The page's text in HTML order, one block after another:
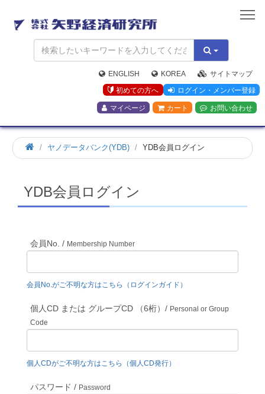
矢
野
経
済
研
究
所
ENGLISH KOREA
サイトマップ
初めての方へ
ログイン・メンバー登録
マイページ カート お問い合わせ
ホ
ー
ヤノデータバンク(YDB) YDB会員ログイン
YDB会員ログイン
会員No. / Membership Number
会員No.がご不明な方はこちら（ログインガイド）
個人CD または グループCD （6桁）/ Personal or Group
Code
個人CDがご不明な方はこちら（個人CD発行）
パスワード / Password